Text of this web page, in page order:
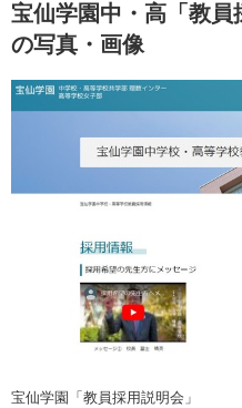
宝仙学園中・高「教員
の写真・画像
宝仙学園「教員採用説明会」